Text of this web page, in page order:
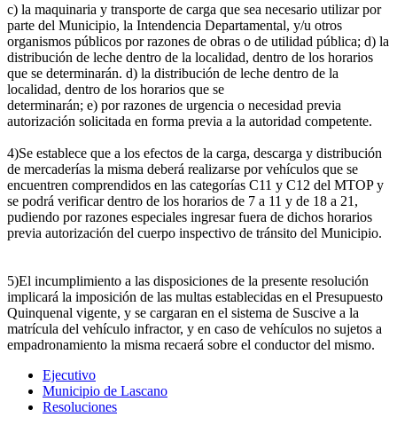
c) la maquinaria y transporte de carga que sea necesario utilizar por
parte del Municipio, la Intendencia Departamental, y/u otros
organismos públicos por razones de obras o de utilidad pública; d) la
distribución de leche dentro de la localidad, dentro de los horarios
que se determinarán. d) la distribución de leche dentro de la
localidad, dentro de los horarios que se
determinarán; e) por razones de urgencia o necesidad previa
autorización solicitada en forma previa a la autoridad competente.
4)Se establece que a los efectos de la carga, descarga y distribución
de mercaderías la misma deberá realizarse por vehículos que se
encuentren comprendidos en las categorías C11 y C12 del MTOP y
se podrá verificar dentro de los horarios de 7 a 11 y de 18 a 21,
pudiendo por razones especiales ingresar fuera de dichos horarios
previa autorización del cuerpo inspectivo de tránsito del Municipio.
5)El incumplimiento a las disposiciones de la presente resolución
implicará la imposición de las multas establecidas en el Presupuesto
Quinquenal vigente, y se cargaran en el sistema de Suscive a la
matrícula del vehículo infractor, y en caso de vehículos no sujetos a
empadronamiento la misma recaerá sobre el conductor del mismo.
Ejecutivo
Municipio de Lascano
Resoluciones